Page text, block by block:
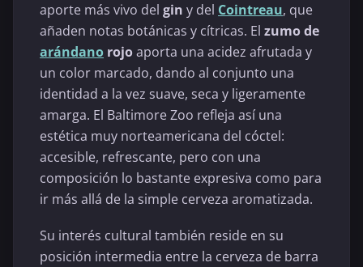
aporte más vivo del gin y del Cointreau, que
añaden notas botánicas y cítricas. El zumo de
arándano rojoaporta una acidez afrutada y
un color marcado, dando al conjunto una
identidad a la vez suave, seca y ligeramente
amarga. El Baltimore Zoo refleja así una
estética muy norteamericana del cóctel:
accesible, refrescante, pero con una
composición lo bastante expresiva como para
ir más allá de la simple cerveza aromatizada.
Su interés cultural también reside en su
posición intermedia entre la cerveza de barra